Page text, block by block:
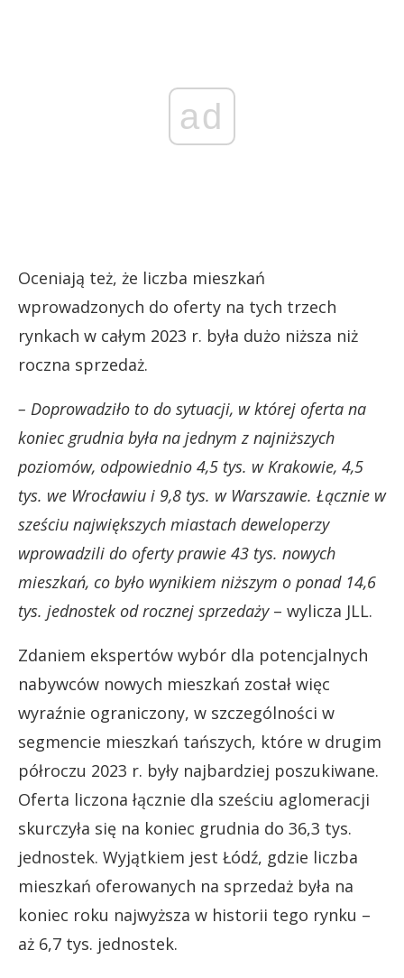
ad
Oceniają też, że liczba mieszkań
wprowadzonych do oferty na tych trzech
rynkach w całym 2023 r. była dużo niższa niż
roczna sprzedaż.
– Doprowadziło to do sytuacji, w której oferta na
koniec grudnia była na jednym z najniższych
poziomów, odpowiednio 4,5 tys. w Krakowie, 4,5
tys. we Wrocławiu i 9,8 tys. w Warszawie. Łącznie w
sześciu największych miastach deweloperzy
wprowadzili do oferty prawie 43 tys. nowych
mieszkań, co było wynikiem niższym o ponad 14,6
tys. jednostek od rocznej sprzedaży– wylicza JLL.
Zdaniem ekspertów wybór dla potencjalnych
nabywców nowych mieszkań został więc
wyraźnie ograniczony, w szczególności w
segmencie mieszkań tańszych, które w drugim
półroczu 2023 r. były najbardziej poszukiwane.
Oferta liczona łącznie dla sześciu aglomeracji
skurczyła się na koniec grudnia do 36,3 tys.
jednostek. Wyjątkiem jest Łódź, gdzie liczba
mieszkań oferowanych na sprzedaż była na
koniec roku najwyższa w historii tego rynku –
aż 6,7 tys. jednostek.